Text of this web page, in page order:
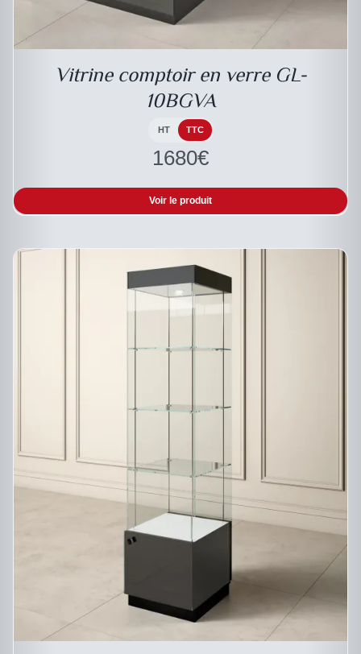
Vitrine comptoir en verre GL-
10BGVA
HT TTC
1680€
Voir le produit
DESCRIPTIF DU PRODUIT